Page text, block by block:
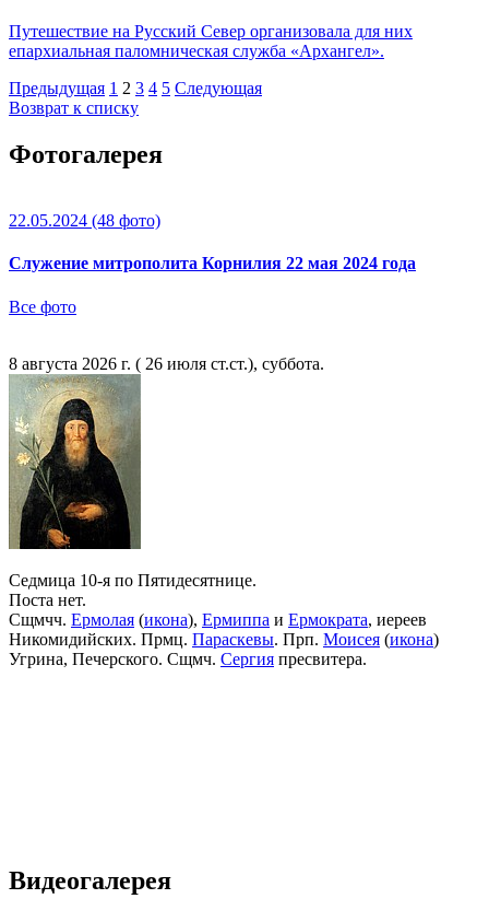
Путешествие на Русский Север организовала для них
епархиальная паломническая служба «Архангел».
Предыдущая 1 2 3 4 5 Следующая
Возврат к списку
Фотогалерея
22.05.2024 (48 фото)
Служение митрополита Корнилия 22 мая 2024 года
Все фото
8 августа 2026 г. ( 26 июля ст.ст.), суббота.
Седмица 10-я по Пятидесятнице.
Поста нет.
Сщмчч. Ермолая (икона), Ермиппа и Ермократа, иереев
Никомидийских. Прмц. Параскевы. Прп. Моисея (икона)
Угрина, Печерского. Сщмч. Сергия пресвитера.
Видеогалерея